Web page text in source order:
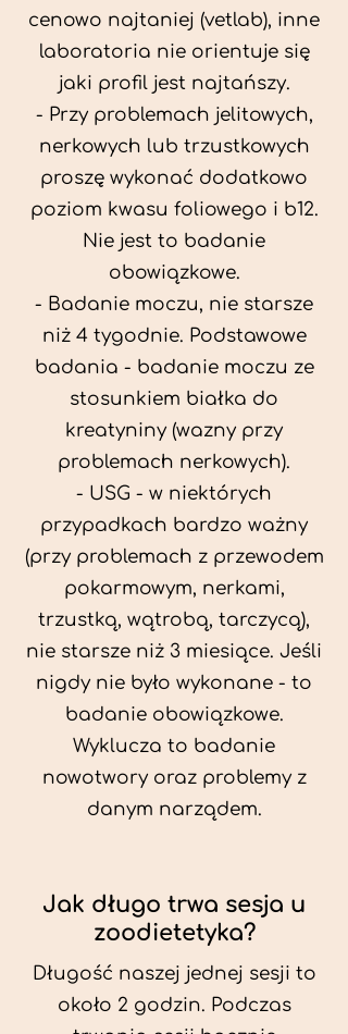
cenowo najtaniej (vetlab), inne
laboratoria nie orientuje się
jaki profil jest najtańszy.
- Przy problemach jelitowych,
nerkowych lub trzustkowych
proszę wykonać dodatkowo
poziom kwasu foliowego i b12.
Nie jest to badanie
obowiązkowe.
- Badanie moczu, nie starsze
niż 4 tygodnie. Podstawowe
badania - badanie moczu ze
stosunkiem białka do
kreatyniny (wazny przy
problemach nerkowych).
- USG - w niektórych
przypadkach bardzo ważny
(przy problemach z przewodem
pokarmowym, nerkami,
trzustką, wątrobą, tarczycą),
nie starsze niż 3 miesiące. Jeśli
nigdy nie było wykonane - to
badanie obowiązkowe.
Wyklucza to badanie
nowotwory oraz problemy z
danym narządem.
Jak długo trwa sesja u
zoodietetyka?
Długość naszej jednej sesji to
około 2 godzin. Podczas